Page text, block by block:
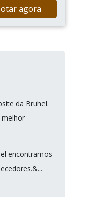
agora
da Bruhel.
encontramos